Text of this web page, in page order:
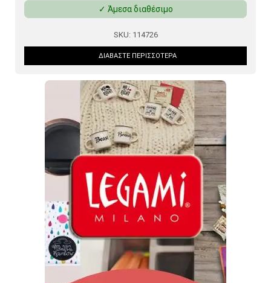
✓ Άμεσα διαθέσιμο
SKU: 122326
ΔΙΑΒΆΣΤΕ ΠΕΡΙΣΣΌΤΕΡΑ